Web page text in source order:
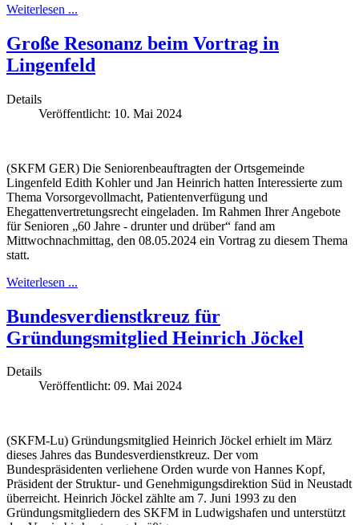
Weiterlesen ...
Große Resonanz beim Vortrag in
Lingenfeld
Details
Veröffentlicht: 10. Mai 2024
(SKFM GER) Die Seniorenbeauftragten der Ortsgemeinde
Lingenfeld Edith Kohler und Jan Heinrich hatten Interessierte zum
Thema Vorsorgevollmacht, Patientenverfügung und
Ehegattenvertretungsrecht eingeladen. Im Rahmen Ihrer Angebote
für Senioren „60 Jahre - drunter und drüber“ fand am
Mittwochnachmittag, den 08.05.2024 ein Vortrag zu diesem Thema
statt.
Weiterlesen ...
Bundesverdienstkreuz für
Gründungsmitglied Heinrich Jöckel
Details
Veröffentlicht: 09. Mai 2024
(SKFM-Lu) Gründungsmitglied Heinrich Jöckel erhielt im März
dieses Jahres das Bundesverdienstkreuz. Der vom
Bundespräsidenten verliehene Orden wurde von Hannes Kopf,
Präsident der Struktur- und Genehmigungsdirektion Süd in Neustadt
überreicht. Heinrich Jöckel zählte am 7. Juni 1993 zu den
Gründungsmitgliedern des SKFM in Ludwigshafen und unterstützt